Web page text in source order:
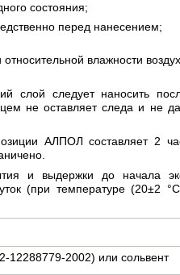
состояния;
перед нанесением;
влажности
слой следует наносить
не оставляет следа и не
АЛПОЛ составляет 2
и выдержки до начала
(при температуре (20±2
2002) или сольвент